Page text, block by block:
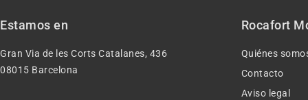
Estamos en
Gran Via de les Corts Catalanes, 436
08015 Barcelona
Rocafort
Quiénes
Contacto
Aviso legal